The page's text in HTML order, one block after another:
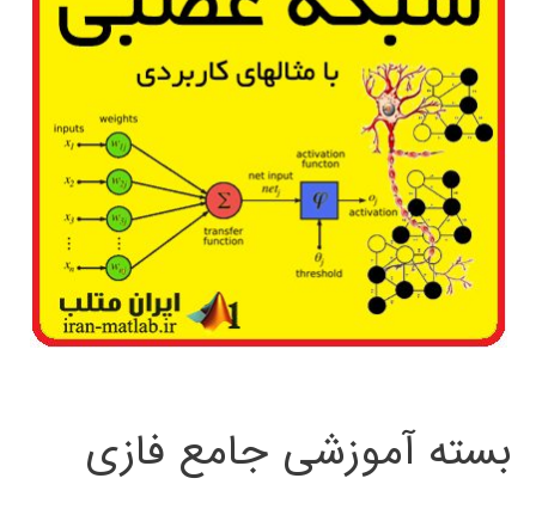
بسته آموزشی جامع فازی